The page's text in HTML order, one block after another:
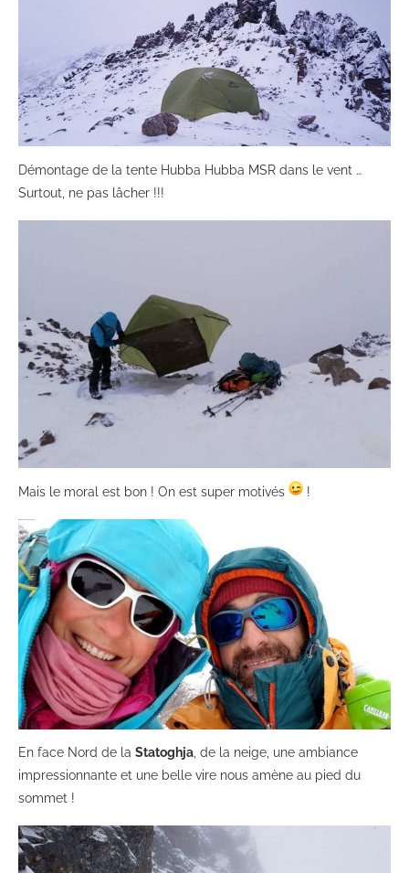
Démontage de la tente Hubba Hubba MSR dans le vent …
Surtout, ne pas lâcher !!!
Mais le moral est bon ! On est super motivés !
En face Nord de la Statoghja, de la neige, une ambiance
impressionnante et une belle vire nous amène au pied du
sommet !